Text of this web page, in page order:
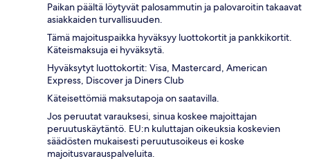
Paikan päältä löytyvät palosammutin ja palovaroitin takaavat
asiakkaiden turvallisuuden.
Tämä majoituspaikka hyväksyy luottokortit ja pankkikortit.
Käteismaksuja ei hyväksytä.
Hyväksytyt luottokortit: Visa, Mastercard, American
Express, Discover ja Diners Club
Käteisettömiä maksutapoja on saatavilla.
Jos peruutat varauksesi, sinua koskee majoittajan
peruutuskäytäntö. EU:n kuluttajan oikeuksia koskevien
säädösten mukaisesti peruutusoikeus ei koske
majoitusvarauspalveluita.